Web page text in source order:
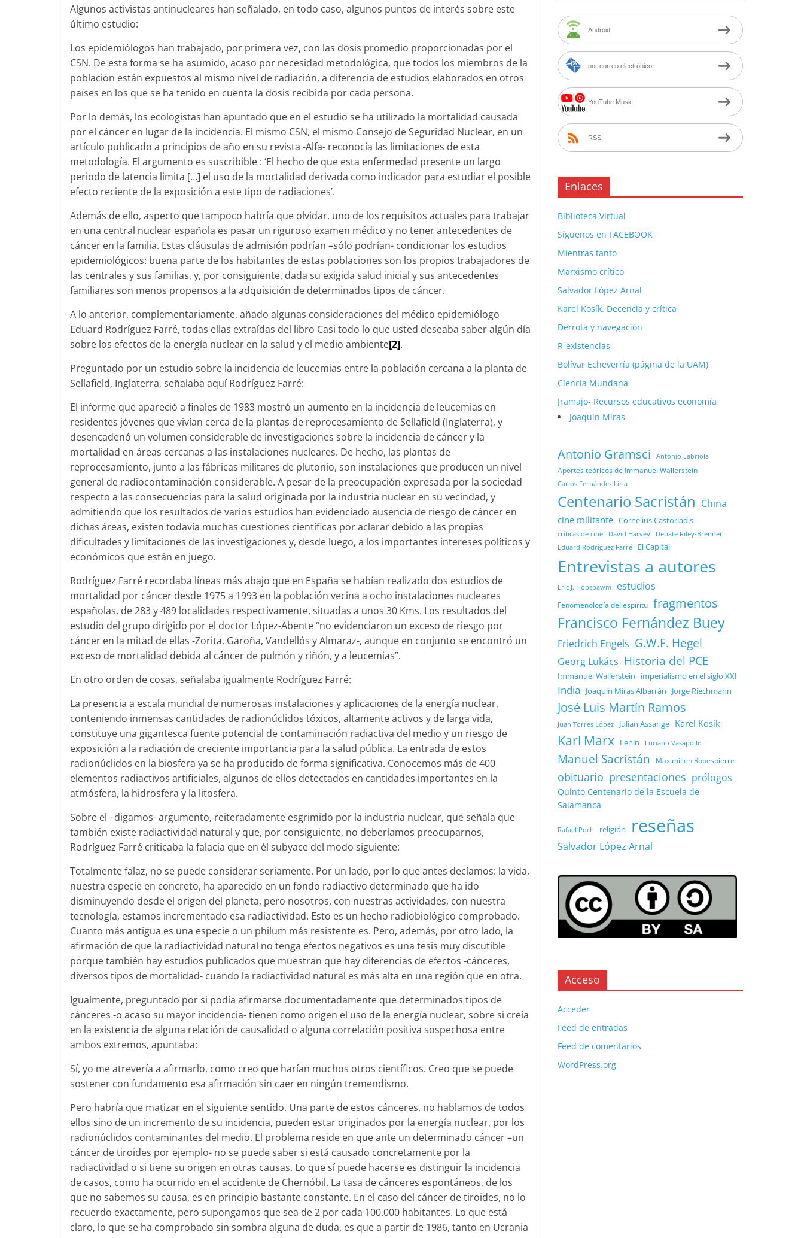
Algunos activistas antinucleares han señalado, en todo caso, algunos puntos de interés sobre este
último estudio:
Los epidemiólogos han trabajado, por primera vez, con las dosis promedio proporcionadas por el
CSN. De esta forma se ha asumido, acaso por necesidad metodológica, que todos los miembros de la
población están expuestos al mismo nivel de radiación, a diferencia de estudios elaborados en otros
países en los que se ha tenido en cuenta la dosis recibida por cada persona.
Por lo demás, los ecologistas han apuntado que en el estudio se ha utilizado la mortalidad causada
por el cáncer en lugar de la incidencia. El mismo CSN, el mismo Consejo de Seguridad Nuclear, en un
artículo publicado a principios de año en su revista -Alfa- reconocía las limitaciones de esta
metodología. El argumento es suscribible : ‘El hecho de que esta enfermedad presente un largo
periodo de latencia limita […] el uso de la mortalidad derivada como indicador para estudiar el posible
efecto reciente de la exposición a este tipo de radiaciones’.
Además de ello, aspecto que tampoco habría que olvidar, uno de los requisitos actuales para trabajar
en una central nuclear española es pasar un riguroso examen médico y no tener antecedentes de
cáncer en la familia. Estas cláusulas de admisión podrían –sólo podrían- condicionar los estudios
epidemiológicos: buena parte de los habitantes de estas poblaciones son los propios trabajadores de
las centrales y sus familias, y, por consiguiente, dada su exigida salud inicial y sus antecedentes
familiares son menos propensos a la adquisición de determinados tipos de cáncer.
A lo anterior, complementariamente, añado algunas consideraciones del médico epidemiólogo
Eduard Rodríguez Farré, todas ellas extraídas del libro Casi todo lo que usted deseaba saber algún día
sobre los efectos de la energía nuclear en la salud y el medio ambiente[2].
Preguntado por un estudio sobre la incidencia de leucemias entre la población cercana a la planta de
Sellafield, Inglaterra, señalaba aquí Rodríguez Farré:
El informe que apareció a finales de 1983 mostró un aumento en la incidencia de leucemias en
residentes jóvenes que vivían cerca de la plantas de reprocesamiento de Sellafield (Inglaterra), y
desencadenó un volumen considerable de investigaciones sobre la incidencia de cáncer y la
mortalidad en áreas cercanas a las instalaciones nucleares. De hecho, las plantas de
reprocesamiento, junto a las fábricas militares de plutonio, son instalaciones que producen un nivel
general de radiocontaminación considerable. A pesar de la preocupación expresada por la sociedad
respecto a las consecuencias para la salud originada por la industria nuclear en su vecindad, y
admitiendo que los resultados de varios estudios han evidenciado ausencia de riesgo de cáncer en
dichas áreas, existen todavía muchas cuestiones científicas por aclarar debido a las propias
dificultades y limitaciones de las investigaciones y, desde luego, a los importantes intereses políticos y
económicos que están en juego.
Rodríguez Farré recordaba líneas más abajo que en España se habían realizado dos estudios de
mortalidad por cáncer desde 1975 a 1993 en la población vecina a ocho instalaciones nucleares
españolas, de 283 y 489 localidades respectivamente, situadas a unos 30 Kms. Los resultados del
estudio del grupo dirigido por el doctor López-Abente “no evidenciaron un exceso de riesgo por
cáncer en la mitad de ellas -Zorita, Garoña, Vandellós y Almaraz-, aunque en conjunto se encontró un
exceso de mortalidad debida al cáncer de pulmón y riñón, y a leucemias”.
En otro orden de cosas, señalaba igualmente Rodríguez Farré:
La presencia a escala mundial de numerosas instalaciones y aplicaciones de la energía nuclear,
conteniendo inmensas cantidades de radionúclidos tóxicos, altamente activos y de larga vida,
constituye una gigantesca fuente potencial de contaminación radiactiva del medio y un riesgo de
exposición a la radiación de creciente importancia para la salud pública. La entrada de estos
radionúclidos en la biosfera ya se ha producido de forma significativa. Conocemos más de 400
elementos radiactivos artificiales, algunos de ellos detectados en cantidades importantes en la
atmósfera, la hidrosfera y la litosfera.
Sobre el –digamos- argumento, reiteradamente esgrimido por la industria nuclear, que señala que
también existe radiactividad natural y que, por consiguiente, no deberíamos preocuparnos,
Rodríguez Farré criticaba la falacia que en él subyace del modo siguiente:
Totalmente falaz, no se puede considerar seriamente. Por un lado, por lo que antes decíamos: la vida,
nuestra especie en concreto, ha aparecido en un fondo radiactivo determinado que ha ido
disminuyendo desde el origen del planeta, pero nosotros, con nuestras actividades, con nuestra
tecnología, estamos incrementado esa radiactividad. Esto es un hecho radiobiológico comprobado.
Cuanto más antigua es una especie o un philum más resistente es. Pero, además, por otro lado, la
afirmación de que la radiactividad natural no tenga efectos negativos es una tesis muy discutible
porque también hay estudios publicados que muestran que hay diferencias de efectos -cánceres,
diversos tipos de mortalidad- cuando la radiactividad natural es más alta en una región que en otra.
Igualmente, preguntado por si podía afirmarse documentadamente que determinados tipos de
cánceres -o acaso su mayor incidencia- tienen como origen el uso de la energía nuclear, sobre si creía
en la existencia de alguna relación de causalidad o alguna correlación positiva sospechosa entre
ambos extremos, apuntaba:
Sí, yo me atrevería a afirmarlo, como creo que harían muchos otros científicos. Creo que se puede
sostener con fundamento esa afirmación sin caer en ningún tremendismo.
Pero habría que matizar en el siguiente sentido. Una parte de estos cánceres, no hablamos de todos
ellos sino de un incremento de su incidencia, pueden estar originados por la energía nuclear, por los
radionúclidos contaminantes del medio. El problema reside en que ante un determinado cáncer –un
cáncer de tiroides por ejemplo- no se puede saber si está causado concretamente por la
radiactividad o si tiene su origen en otras causas. Lo que sí puede hacerse es distinguir la incidencia
de casos, como ha ocurrido en el accidente de Chernóbil. La tasa de cánceres espontáneos, de los
que no sabemos su causa, es en principio bastante constante. En el caso del cáncer de tiroides, no lo
recuerdo exactamente, pero supongamos que sea de 2 por cada 100.000 habitantes. Lo que está
claro, lo que se ha comprobado sin sombra alguna de duda, es que a partir de 1986, tanto en Ucrania
Android
por correo electrónico
YouTube Music
RSS
Enlaces
Biblioteca Virtual
Síguenos en FACEBOOK
Mientras tanto
Marxismo crítico
Salvador López Arnal
Karel Kosík. Decencia y crítica
Derrota y navegación
R-existencias
Bolívar Echeverría (página de la UAM)
Ciencía Mundana
Jramajo- Recursos educativos economía
Joaquín Miras
Antonio Gramsci Antonio Labriola
Aportes teóricos de Immanuel Wallerstein
Carlos Fernández Liria
Centenario Sacristán China
cine militante Cornelius Castoriadis
críticas de cine David Harvey Debate Riley-Brenner
Eduard Rodríguez Farré El Capital
Entrevistas a autores
Eric J. Hobsbawm estudios
Fenomenología del espíritu fragmentos
Francisco Fernández Buey
Friedrich Engels G.W.F. Hegel
Georg Lukács Historia del PCE
Immanuel Wallerstein imperialismo en el siglo XXI
India Joaquín Miras Albarrán Jorge Riechmann
José Luis Martín Ramos
Juan Torres López Julian Assange Karel Kosík
Karl Marx Lenin Luciano Vasapollo
Manuel Sacristán Maximilien Robespierre
obituario presentaciones prólogos
Quinto Centenario de la Escuela de
Salamanca
Rafael Poch religión reseñas
Salvador López Arnal
Acceso
Acceder
Feed de entradas
Feed de comentarios
WordPress.org